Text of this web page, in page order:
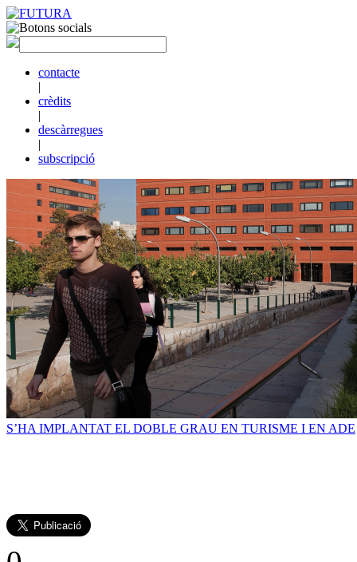
contacte
|
crèdits
|
descàrregues
|
subscripció
S’HA IMPLANTAT EL DOBLE GRAU EN TURISME I EN ADE